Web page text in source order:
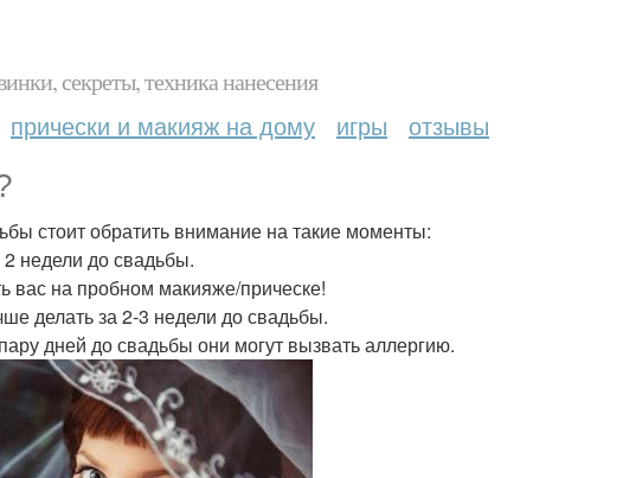
секреты, техника нанесения
прически и макияж на дому игры отзывы
стоит обратить внимание на такие моменты:
недели до свадьбы.
вас на пробном макияже/прическе!
делать за 2-3 недели до свадьбы.
дней до свадьбы они могут вызвать аллергию.